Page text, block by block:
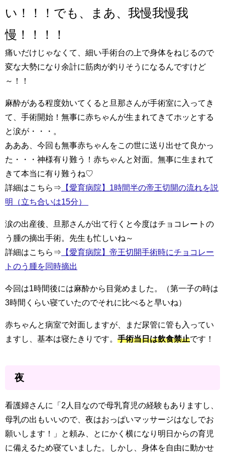
い！！！でも、まあ、我慢我慢我
慢！！！！
痛いだけじゃなくて、細い手術台の上で身体をねじるので
変な大勢になり余計に筋肉が釣りそうになるんですけど
～！！
麻酔がある程度効いてくると旦那さんが手術室に入ってき
て、手術開始！無事に赤ちゃんが生まれてきてホッとする
と涙が・・・。
あああ、今回も無事赤ちゃんをこの世に送り出せて良かっ
た・・・神様有り難う！赤ちゃんと対面。無事に生まれて
きて本当に有り難うね♡
詳細はこちら⇒ 【愛育病院】1時間半の帝王切開の流れを説
明（立ち合いは15分）
涙の出産後、旦那さんが出て行くと今度はチョコレートの
う腫の摘出手術。先生も忙しいね～
詳細はこちら⇒ 【愛育病院】帝王切開手術時にチョコレー
トのう腫を同時摘出
今回は1時間後には麻酔から目覚めました。（第一子の時は
3時間くらい寝ていたのでそれに比べると早いね）
赤ちゃんと病室で対面しますが、まだ尿管に管も入ってい
ますし、基本は寝たきりです。 手術当日は飲食禁止です！
夜
看護婦さんに「2人目なので母乳育児の経験もありますし、
母乳の出もいいので、夜はおっぱいマッサージはなしでお
願いします！」と頼み、とにかく横になり明日からの育児
に備えるため寝ていました。しかし、身体を自由に動かせ